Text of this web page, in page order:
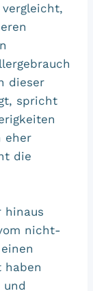
dieser
spricht
eher
die
hinaus
nicht-
haben
und